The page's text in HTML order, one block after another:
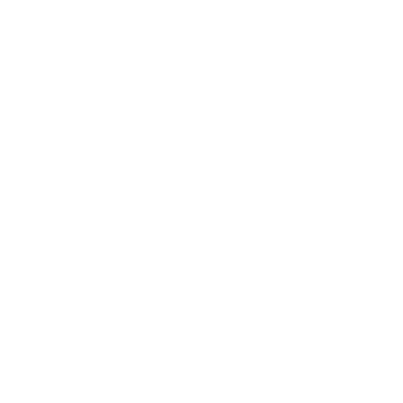
линейке. Он оснащён
время работы. Емкость
распределять входящие
аккумулятор, у которого
аккумулятор.
чип. На корпусе зарядного
предусмотрены специальные
осуществляется от сети
этого